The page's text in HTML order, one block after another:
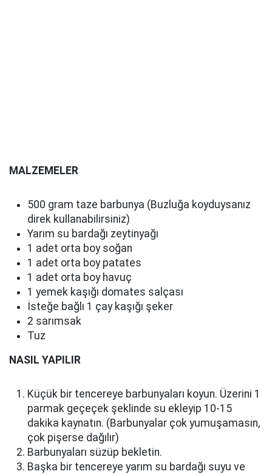
MALZEMELER
500 gram taze barbunya (Buzluğa koyduysanız
direk kullanabilirsiniz)
Yarım su bardağı zeytinyağı
1 adet orta boy soğan
1 adet orta boy patates
1 adet orta boy havuç
1 yemek kaşığı domates salçası
İsteğe bağlı 1 çay kaşığı şeker
2 sarımsak
Tuz
NASIL YAPILIR
Küçük bir tencereye barbunyaları koyun. Üzerini 1
parmak geçeçek şeklinde su ekleyip 10-15
dakika kaynatın. (Barbunyalar çok yumuşamasın,
çok pişerse dağılır)
Barbunyaları süzüp bekletin.
Başka bir tencereye yarım su bardağı suyu ve